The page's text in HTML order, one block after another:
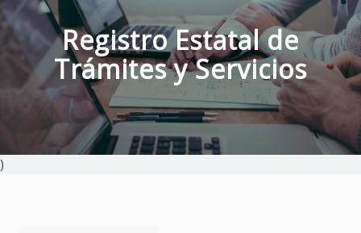
Registro Estatal de
Trámites y Servicios
)